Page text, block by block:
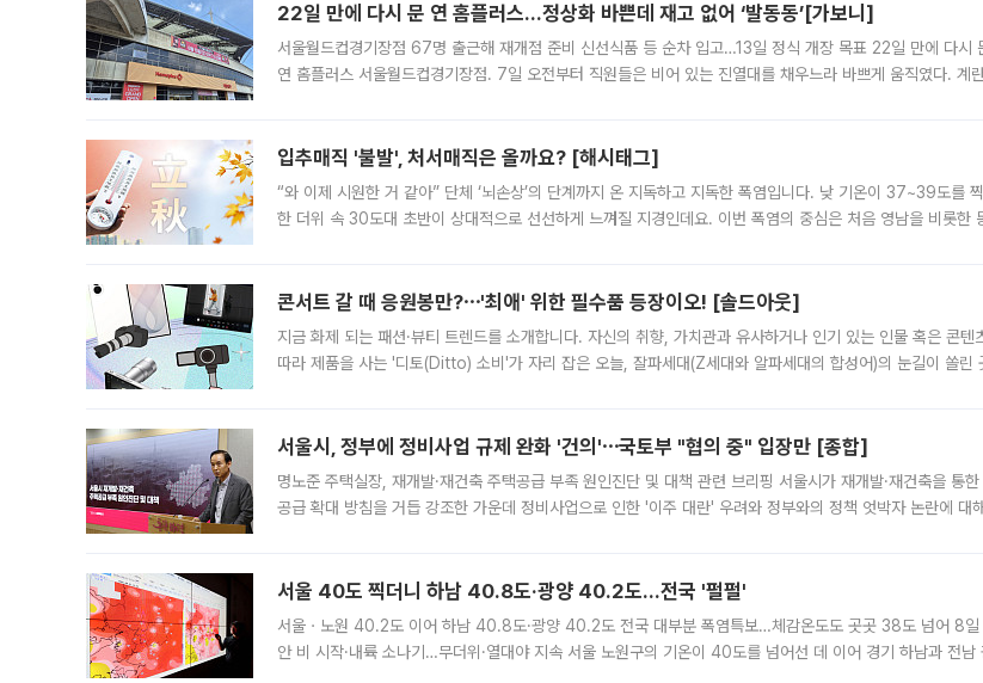
22일 만에 다시 문 연 홈플러스…정상화 바쁜데 재고 없어 ‘발동동’[가보니]
서울월드컵경기장점 67명 출근해 재개점 준비 신선식품 등 순차 입고…13일 정식 개장 목표 22일 만에 다시
연 홈플러스 서울월드컵경기장점. 7일 오전부터 직원들은 비어 있는 진열대를 채우느라 바쁘게 움직였다. 계
입추매직 '불발', 처서매직은 올까요? [해시태그]
“와 이제 시원한 거 같아” 단체 ‘뇌손상’의 단계까지 온 지독하고 지독한 폭염입니다. 낮 기온이 37~39도를
한 더위 속 30도대 초반이 상대적으로 선선하게 느껴질 지경인데요. 이번 폭염의 중심은 처음 영남을 비롯한
콘서트 갈 때 응원봉만?⋯'최애' 위한 필수품 등장이오! [솔드아웃]
지금 화제 되는 패션·뷰티 트렌드를 소개합니다. 자신의 취향, 가치관과 유사하거나 인기 있는 인물 혹은 콘텐
따라 제품을 사는 '디토(Ditto) 소비'가 자리 잡은 오늘, 잘파세대(Z세대와 알파세대의 합성어)의 눈길이 쏠린
서울시, 정부에 정비사업 규제 완화 '건의'⋯국토부 "협의 중" 입장만 [종합]
명노준 주택실장, 재개발·재건축 주택공급 부족 원인진단 및 대책 관련 브리핑 서울시가 재개발·재건축을 통한
공급 확대 방침을 거듭 강조한 가운데 정비사업으로 인한 '이주 대란' 우려와 정부와의 정책 엇박자 논란에 대
서울 40도 찍더니 하남 40.8도·광양 40.2도…전국 '펄펄'
서울ㆍ노원 40.2도 이어 하남 40.8도·광양 40.2도 전국 대부분 폭염특보…체감온도도 곳곳 38도 넘어 8일
안 비 시작·내륙 소나기…무더위·열대야 지속 서울 노원구의 기온이 40도를 넘어선 데 이어 경기 하남과 전남